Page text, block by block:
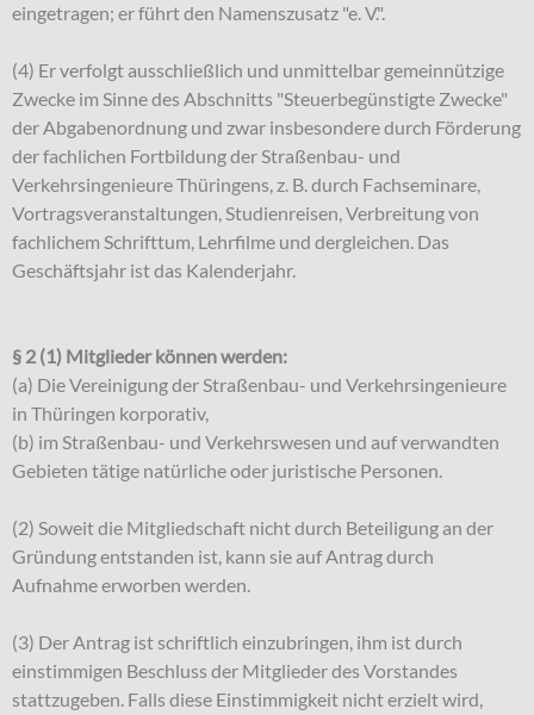
eingetragen; er führt den Namenszusatz "e. V.".
(4) Er verfolgt ausschließlich und unmittelbar gemeinnützige
Zwecke im Sinne des Abschnitts "Steuerbegünstigte Zwecke"
der Abgabenordnung und zwar insbesondere durch Förderung
der fachlichen Fortbildung der Straßenbau- und
Verkehrsingenieure Thüringens, z. B. durch Fachseminare,
Vortragsveranstaltungen, Studienreisen, Verbreitung von
fachlichem Schrifttum, Lehrfilme und dergleichen. Das
Geschäftsjahr ist das Kalenderjahr.
§ 2 (1) Mitglieder können werden:
(a) Die Vereinigung der Straßenbau- und Verkehrsingenieure
in Thüringen korporativ,
(b) im Straßenbau- und Verkehrswesen und auf verwandten
Gebieten tätige natürliche oder juristische Personen.
(2) Soweit die Mitgliedschaft nicht durch Beteiligung an der
Gründung entstanden ist, kann sie auf Antrag durch
Aufnahme erworben werden.
(3) Der Antrag ist schriftlich einzubringen, ihm ist durch
einstimmigen Beschluss der Mitglieder des Vorstandes
stattzugeben. Falls diese Einstimmigkeit nicht erzielt wird,